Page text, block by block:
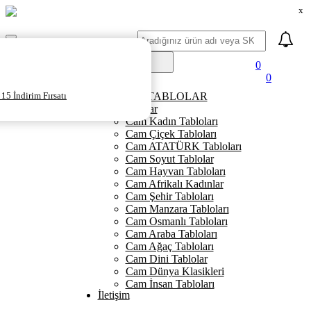
x
Mobil
Ara
İndirim Fırsatı
0
0
KANVAS TABLOLAR
Cam Tablolar
Cam Kadın Tabloları
Cam Çiçek Tabloları
Cam ATATÜRK Tabloları
Cam Soyut Tablolar
Cam Hayvan Tabloları
Cam Afrikalı Kadınlar
Cam Şehir Tabloları
Cam Manzara Tabloları
Cam Osmanlı Tabloları
Cam Araba Tabloları
Cam Ağaç Tabloları
Cam Dini Tablolar
Cam Dünya Klasikleri
Cam İnsan Tabloları
İletişim